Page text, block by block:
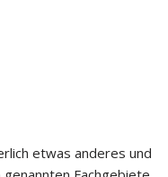
etwas anderes und